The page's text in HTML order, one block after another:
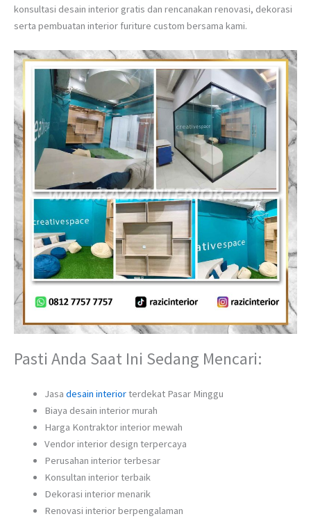
konsultasi desain interior gratis dan rencanakan renovasi, dekorasi
serta pembuatan interior furiture custom bersama kami.
Pasti Anda Saat Ini Sedang Mencari:
Jasa desain interiorterdekat Pasar Minggu
Biaya desain interior murah
Harga Kontraktor interior mewah
Vendor interior design terpercaya
Perusahan interior terbesar
Konsultan interior terbaik
Dekorasi interior menarik
Renovasi interior berpengalaman